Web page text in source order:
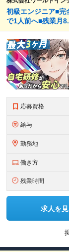
初級エンジニア■完
で1人前へ■残業月
応募資格
給与
勤務地
働き方
残業時間
求人を